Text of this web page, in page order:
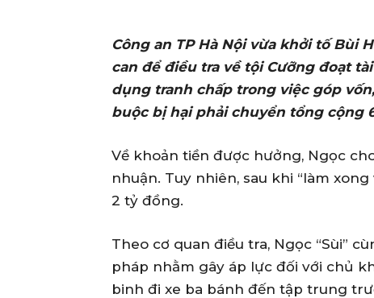
Công an TP Hà Nội vừa khởi tố Bùi
can để điều tra về tội Cưỡng đoạt
dụng tranh chấp trong việc góp
buộc bị hại phải chuyển tổng cộng
Về khoản tiền được hưởng, Ngọc
nhuận. Tuy nhiên, sau khi “làm
2 tỷ đồng.
Theo cơ quan điều tra, Ngọc “Sùi”
pháp nhằm gây áp lực đối với chủ
binh đi xe ba bánh đến tập trung